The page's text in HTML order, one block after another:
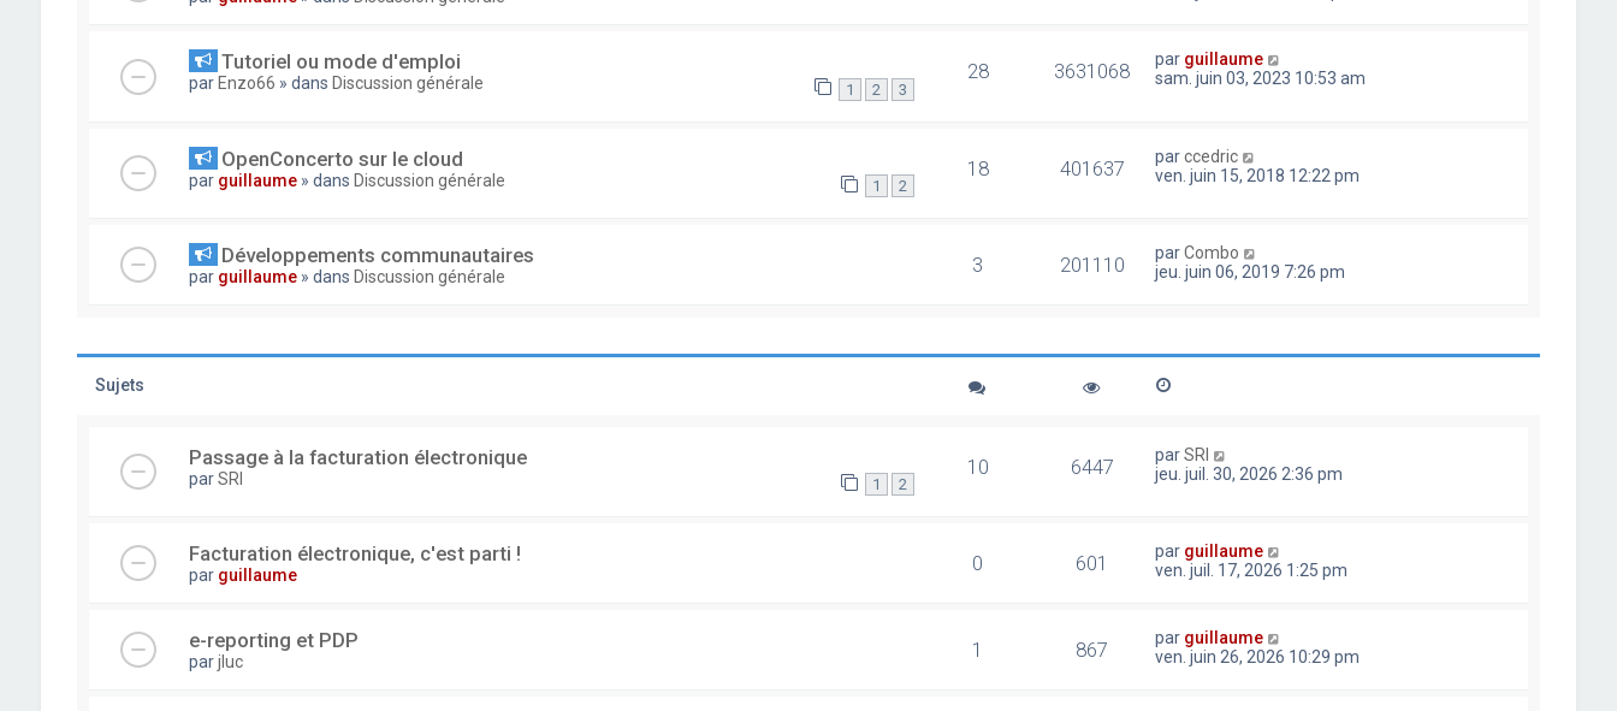
Tutoriel ou mode d'emploi
par Enzo66 » dans Discussion générale 1 2 3
28 3631068 par guillaume
sam. juin 03, 2023 10:53 am
OpenConcerto sur le cloud
par guillaume » dans Discussion générale 1 2
18 401637 parccedric
ven. juin 15, 2018 12:22 pm
Développements communautaires
par guillaume » dans Discussion générale 3 201110 parCombo
jeu. juin 06, 2019 7:26 pm
Sujets
Passage à la facturation électronique
parSRI 1 2
10 6447 parSRI
jeu. juil. 30, 2026 2:36 pm
Facturation électronique, c'est parti !
par guillaume 0 601 par guillaume
ven. juil. 17, 2026 1:25 pm
e-reporting et PDP
parjluc 1 867 par guillaume
ven. juin 26, 2026 10:29 pm